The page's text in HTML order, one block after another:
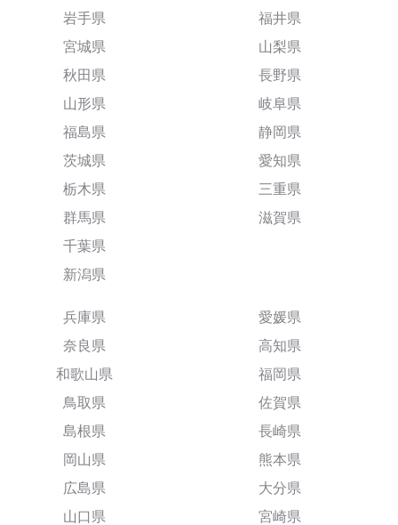
岩手県
宮城県
秋田県
山形県
福島県
茨城県
栃木県
群馬県
千葉県
新潟県
福井県
山梨県
長野県
岐阜県
静岡県
愛知県
三重県
滋賀県
兵庫県
奈良県
和歌山県
鳥取県
島根県
岡山県
広島県
山口県
愛媛県
高知県
福岡県
佐賀県
長崎県
熊本県
大分県
宮崎県